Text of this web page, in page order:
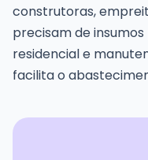
construtoras,
precisam de
residencial e
facilita o